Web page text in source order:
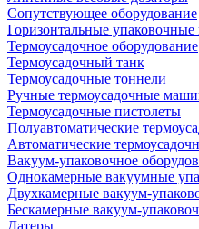
Сопутствующее оборудование
Горизонтальные
Термоусадочное оборудование
Термоусадочный танк
Термоусадочные тоннели
Ручные термоусадочные
Термоусадочные пистолеты
Полуавтоматические
Автоматические
Вакуум-упаковочное
Однокамерные вакуумные
Двухкамерные вакуум-
Бескамерные вакуум-
Датеры